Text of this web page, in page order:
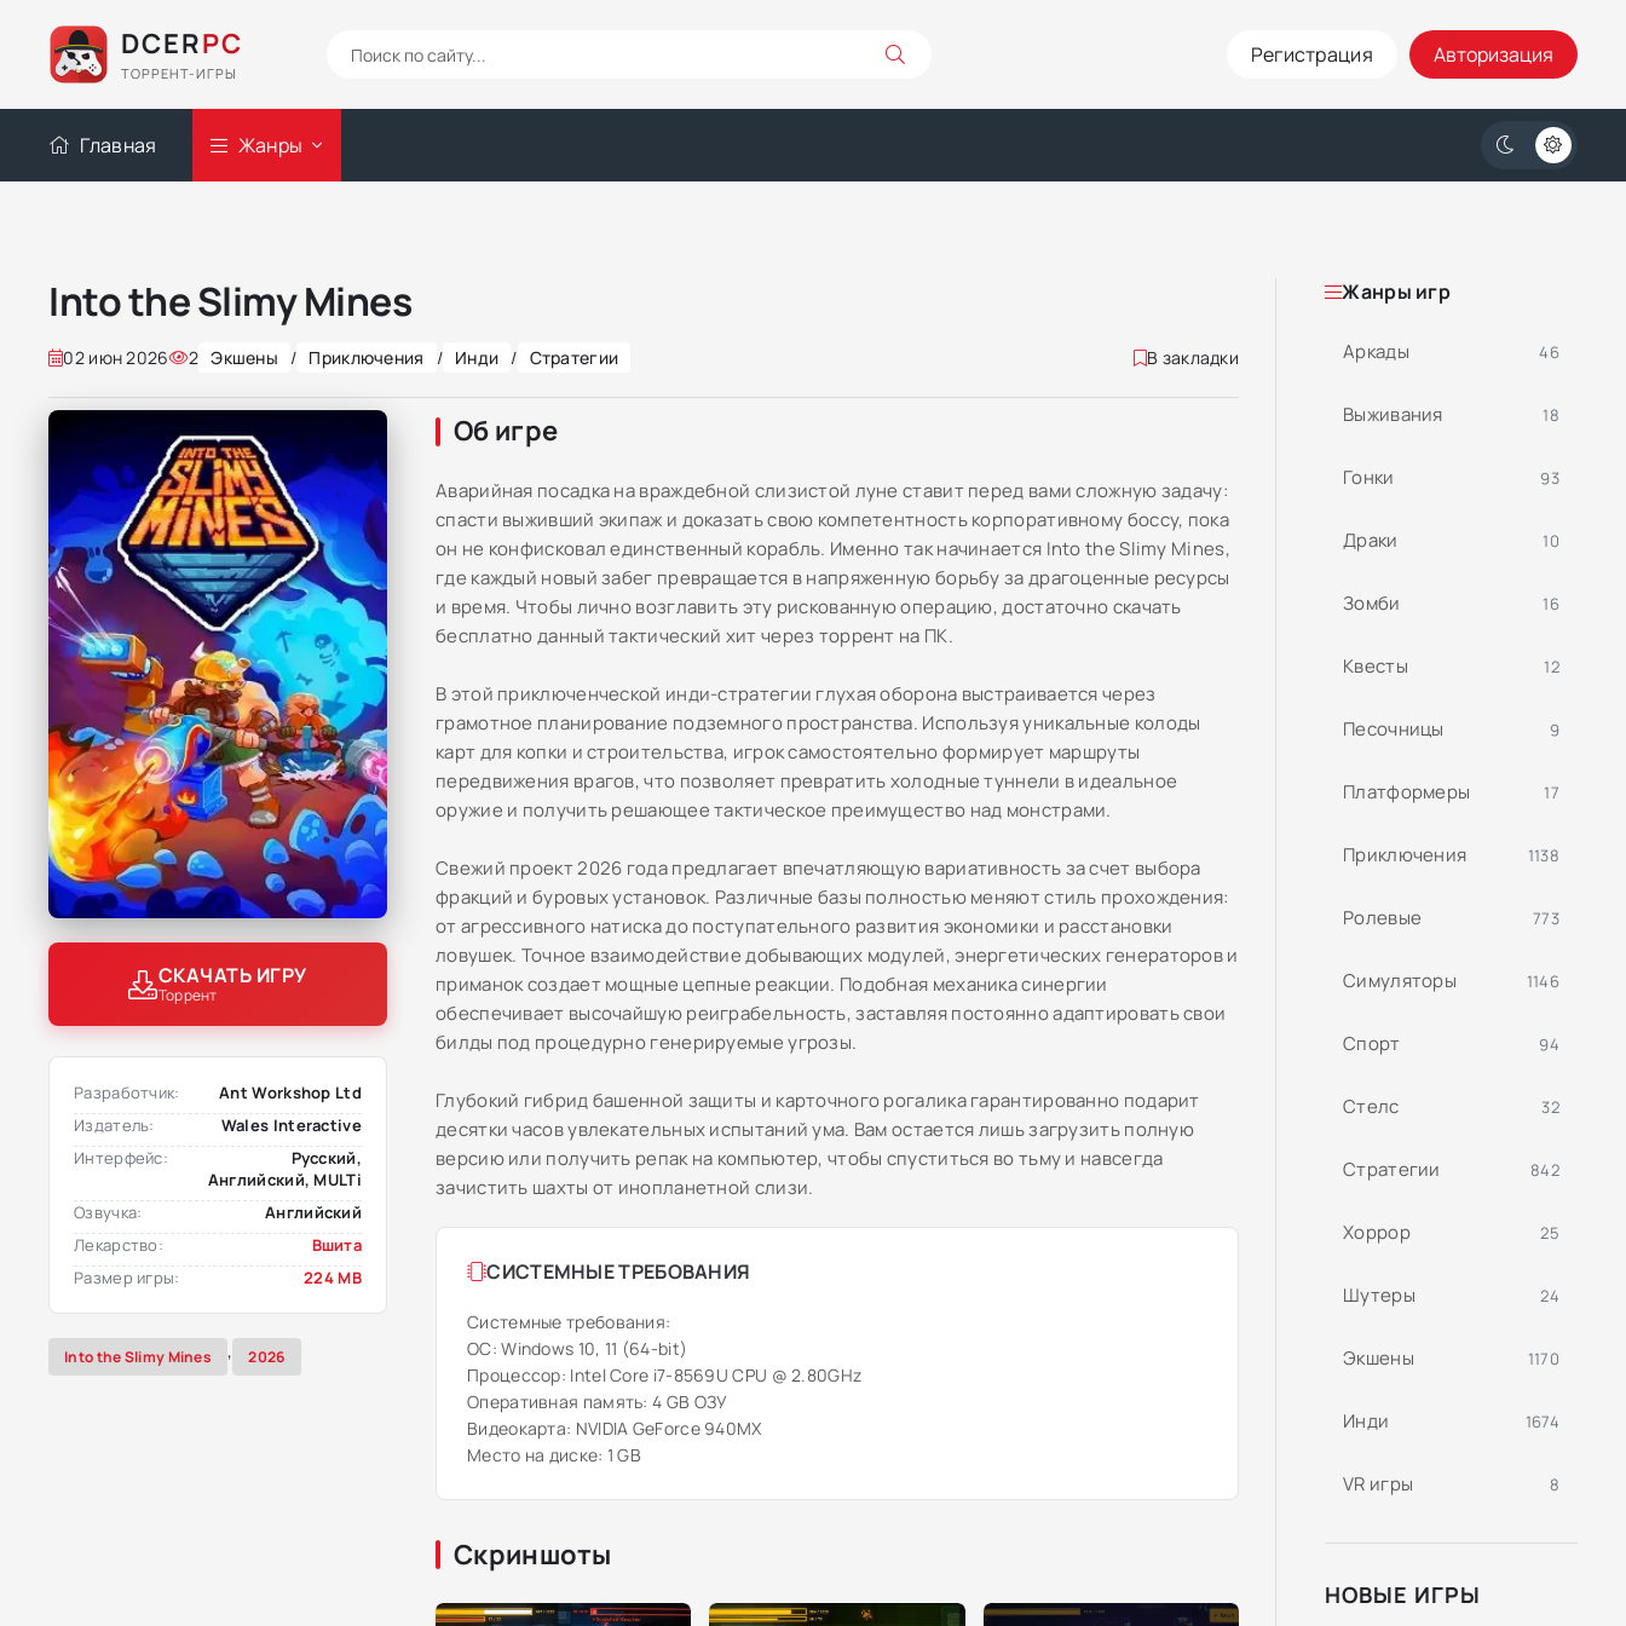
DCERPC
ТОРРЕНТ-ИГРЫ
Регистрация Авторизация
Главная Жанры
Into the Slimy Mines
02 июн 2026 2 Экшены / Приключения / Инди / Стратегии В закладки
СКАЧАТЬ ИГРУ
Торрент
Разработчик:
Ant Workshop Ltd
Издатель:
Wales Interactive
Интерфейс:
Русский,
Английский, MULTi
Озвучка:
Английский
Лекарство:
Вшита
Размер игры:
224 MB
Into the Slimy Mines , 2026
Об игре
Аварийная посадка на враждебной слизистой луне ставит перед вами сложную задачу:
спасти выживший экипаж и доказать свою компетентность корпоративному боссу, пока
он не конфисковал единственный корабль. Именно так начинается Into the Slimy Mines,
где каждый новый забег превращается в напряженную борьбу за драгоценные ресурсы
и время. Чтобы лично возглавить эту рискованную операцию, достаточно скачать
бесплатно данный тактический хит через торрент на ПК.
В этой приключенческой инди-стратегии глухая оборона выстраивается через
грамотное планирование подземного пространства. Используя уникальные колоды
карт для копки и строительства, игрок самостоятельно формирует маршруты
передвижения врагов, что позволяет превратить холодные туннели в идеальное
оружие и получить решающее тактическое преимущество над монстрами.
Свежий проект 2026 года предлагает впечатляющую вариативность за счет выбора
фракций и буровых установок. Различные базы полностью меняют стиль прохождения:
от агрессивного натиска до поступательного развития экономики и расстановки
ловушек. Точное взаимодействие добывающих модулей, энергетических генераторов и
приманок создает мощные цепные реакции. Подобная механика синергии
обеспечивает высочайшую реиграбельность, заставляя постоянно адаптировать свои
билды под процедурно генерируемые угрозы.
Глубокий гибрид башенной защиты и карточного рогалика гарантированно подарит
десятки часов увлекательных испытаний ума. Вам остается лишь загрузить полную
версию или получить репак на компьютер, чтобы спуститься во тьму и навсегда
зачистить шахты от инопланетной слизи.
СИСТЕМНЫЕ ТРЕБОВАНИЯ
Системные требования:
ОС: Windows 10, 11 (64-bit)
Процессор: Intel Core i7-8569U CPU @ 2.80GHz
Оперативная память: 4 GB ОЗУ
Видеокарта: NVIDIA GeForce 940MX
Место на диске: 1 GB
Скриншоты
Жанры игр
Аркады 46
Выживания 18
Гонки 93
Драки 10
Зомби 16
Квесты 12
Песочницы 9
Платформеры 17
Приключения 1138
Ролевые 773
Симуляторы 1146
Спорт 94
Стелс 32
Стратегии 842
Хоррор 25
Шутеры 24
Экшены 1170
Инди 1674
VR игры 8
НОВЫЕ ИГРЫ